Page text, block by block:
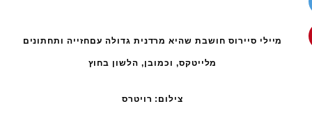
מיילי סיירוס חושבת שהיא מרדנית גדולה עםחזייה ותחתונים
מלייטקס, וכמובן, הלשון בחוץ
צילום: רויטרס